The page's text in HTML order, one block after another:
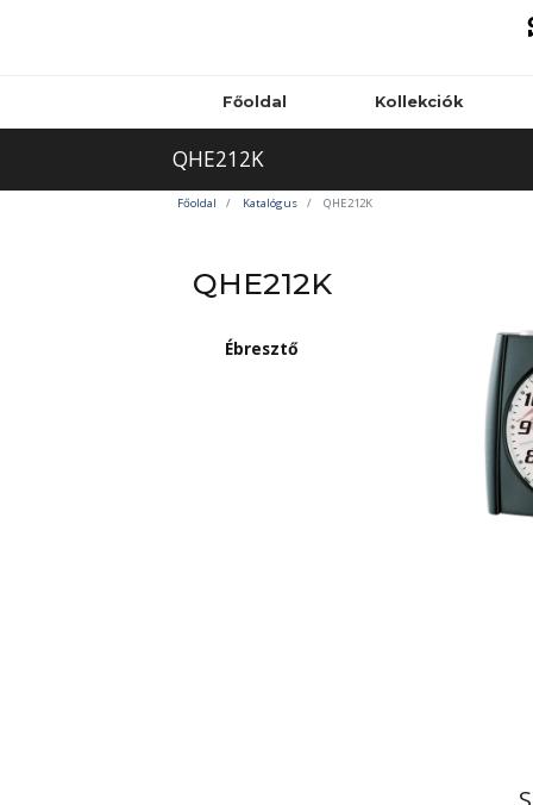
Főoldal Kollekciók
QHE212K
Főoldal Katalógus QHE212K
QHE212K
Ébresztő